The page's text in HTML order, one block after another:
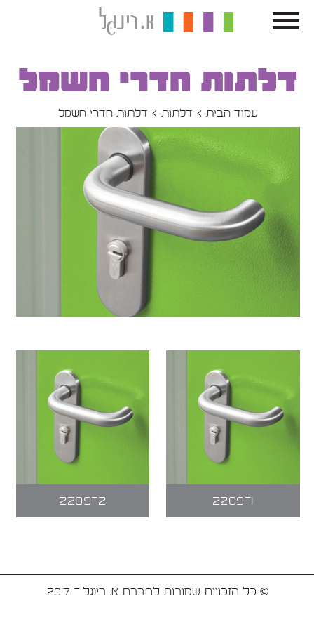
דלתות חדרי חשמל
עמוד הבית דלתות דלתות חדרי חשמל
2209-1
2209-2
© כל הזכויות שמורות לחברת א. רינגל - 2017